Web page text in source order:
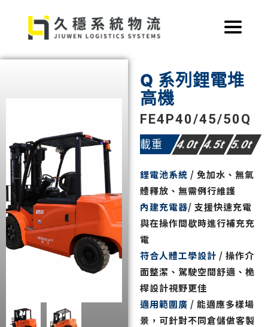
要
Q 系列鋰電堆
高機
FE4P40/45/50Q
載重 4.0t4.5t5.0t
鋰電池系統 / 免加水、無氣
體釋放、無需例行維護
內建充電器/ 支援快速充電
與在操作間歇時進行補充充
電
符合人體工學設計 / 操作介
面整潔、駕駛空間舒適、桅
桿設計視野更佳
適用範圍廣 / 能適應多樣場
景，可針對不同倉儲做客製